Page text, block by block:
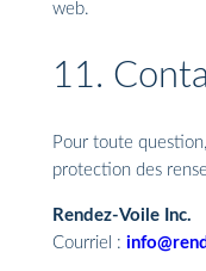
web.
11.
Pour toute
protection des
Rendez-Voile Inc.
Courriel :